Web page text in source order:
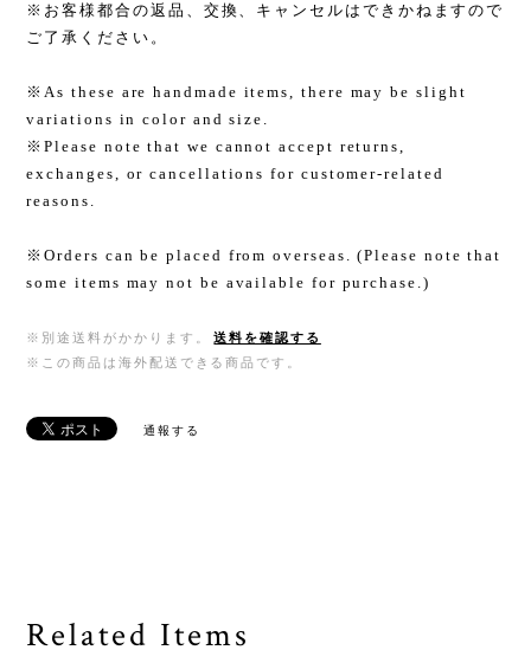
※お客様都合の返品、交換、キャンセルはできかねますので
ご了承ください。
※As these are handmade items, there may be slight
variations in color and size.
※Please note that we cannot accept returns,
exchanges, or cancellations for customer-related
reasons.
※Orders can be placed from overseas. (Please note that
some items may not be available for purchase.)
※別途送料がかかります。
送料を確認する
※この商品は海外配送できる商品です。
通報する
Related Items